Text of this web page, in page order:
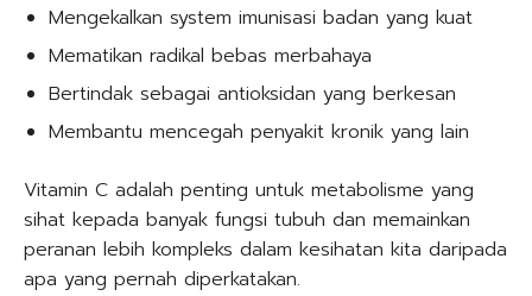
Mengekalkan system imunisasi badan yang kuat
Mematikan radikal bebas merbahaya
Bertindak sebagai antioksidan yang berkesan
Membantu mencegah penyakit kronik yang lain
Vitamin C adalah penting untuk metabolisme yang
sihat kepada banyak fungsi tubuh dan memainkan
peranan lebih kompleks dalam kesihatan kita daripada
apa yang pernah diperkatakan.